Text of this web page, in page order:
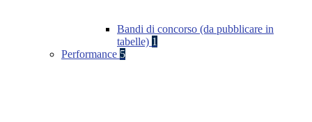
Bandi di concorso (da pubblicare in
tabelle) 1
Performance 5